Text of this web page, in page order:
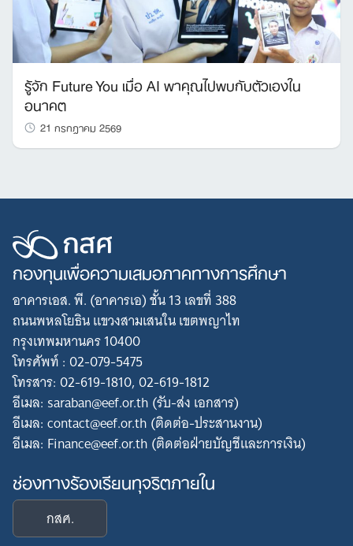
รู้จัก Future You เมื่อ AI พาคุณไปพบกับตัวเองใน
อนาคต
21 กรกฎาคม 2569
กองทุนเพื่อความเสมอภาคทางการศึกษา
อาคารเอส. พี. (อาคารเอ) ชั้น 13 เลขที่ 388
ถนนพหลโยธิน แขวงสามเสนใน เขตพญาไท
กรุงเทพมหานคร 10400
โทรศัพท์ : 02-079-5475
โทรสาร: 02-619-1810, 02-619-1812
อีเมล: saraban@eef.or.th (รับ-ส่ง เอกสาร)
อีเมล: contact@eef.or.th (ติดต่อ-ประสานงาน)
อีเมล: Finance@eef.or.th (ติดต่อฝ่ายบัญชีและการเงิน)
ช่องทางร้องเรียนทุจริตภายใน
กสศ.